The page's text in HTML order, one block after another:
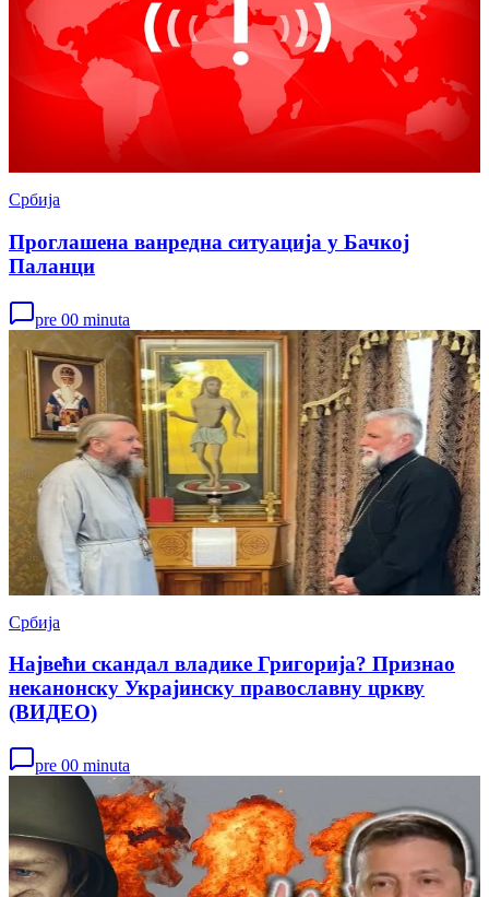
Србија
Проглашена ванредна ситуација у Бачкој
Паланци
pre 00 minuta
Србија
Највећи скандал владике Григорија? Признао
неканонску Украјинску православну цркву
(ВИДЕО)
pre 00 minuta